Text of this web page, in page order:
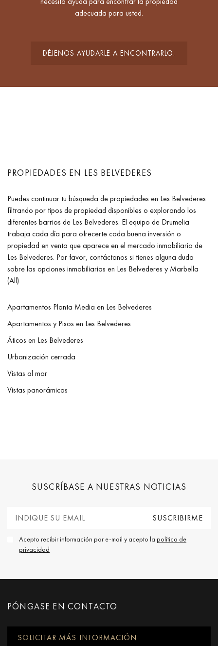
adecuada para usted.
DÉJENOS AYUDARLE A ENCONTRARLO.
PROPIEDADES EN LES BELVEDERES
Puedes continuar tu búsqueda de propiedades en Les Belvederes
filtrando por tipos de propiedad disponibles o explorando los
diferentes barrios de Les Belvederes. El equipo de Drumelia
trabaja cada día para ofrecerte cada buena inversión o
propiedad en venta que aparece en el mercado inmobiliario de
Les Belvederes. Por favor, contáctanos si tienes alguna duda
sobre las opciones inmobiliarias en Les Belvederes y Marbella
(All).
Apartamentos Planta Media en Les Belvederes
Apartamentos y Pisos en Les Belvederes
Áticos en Les Belvederes
Urbanización cerrada
Vistas al mar
Vistas panorámicas
SUSCRÍBASE A NUESTRAS NOTICIAS
Acepto recibir información por e-mail y acepto la política de
privacidad
PÓNGASE EN CONTACTO
SOLICITAR MÁS INFORMACIÓN